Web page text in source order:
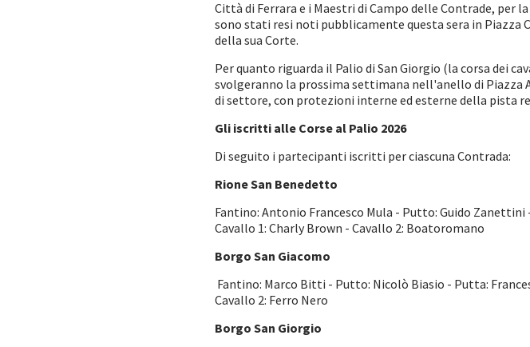
Città di Ferrara e i Maestri di Campo delle Contrade,
sono stati resi noti pubblicamente questa sera in
della sua Corte.
Per quanto riguarda il Palio di San Giorgio (la corsa dei
svolgeranno la prossima settimana nell'anello di
di settore, con protezioni interne ed esterne della pista
Gli iscritti alle Corse al Palio 2026
Di seguito i partecipanti iscritti per ciascuna Contrada:
Rione San Benedetto
Fantino: Antonio Francesco Mula - Putto: Guido Zanettini
Cavallo 1: Charly Brown - Cavallo 2: Boatoromano
Borgo San Giacomo
Fantino: Marco Bitti - Putto: Nicolò Biasio - Putta:
Cavallo 2: Ferro Nero
Borgo San Giorgio